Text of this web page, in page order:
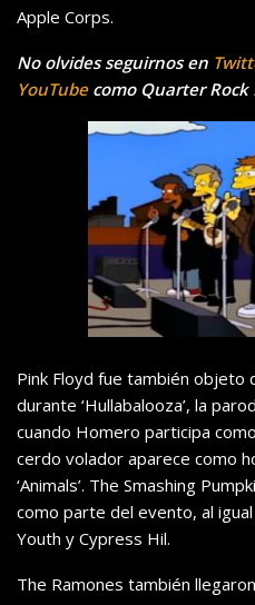
Apple Corps.
No olvides seguirnos en
YouTubecomo Quarter Rock
Pink Floyd fue también objeto
durante ‘Hullabalooza’, la
cuando Homero participa
cerdo volador aparece como
‘Animals’. The Smashing
como parte del evento, al
Youth y Cypress Hil.
The Ramones también